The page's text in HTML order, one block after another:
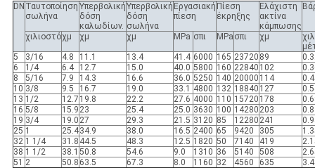
DN Ταυτοποίηση
σωλήνα
Υπερβολική
δόση
καλωδίων.
Υπερβολική
δόση
σωλήνα
Εργασιακή
πίεση
Πίεση
έκρηξης
Ελάχιστη
ακτίνα
κάμπωσης
χιλιοστόχμ χμ χμ MPa σπι MPa σπι χμ
5
3/16 4.8 11.1 13.4 41.4 6000 165 23720 89
6
1/4 6.4 12.7 15.0 40.0 5800 160 22840 102
8
5/16 7.9 14.3 16.6 36.0 5250 140 20000 114
10 3/8 9.5 16.7 19.0 33.1 4800 132 18840 127
13 1/2 12.7 19.8 22.2 27.6 4000 110 15720 178
16 5/8 15.9 23 25.4 25.0 3630 100 14280 203
0.8
19 3/4 19.0 27 29.3 21.5 3120 85 12280 241
25 1 25.434.9 38.0 16.5 2400 65 9420 305
32 1 1/4 31.8 44.5 48.3 12.5 1820 50 7140 419
38 1 1/2 38.1 50.8 54.6 9.0 1310 36 5140 508
51 2 50.8 63.5 67.3 8.0 1160 32 4560 635